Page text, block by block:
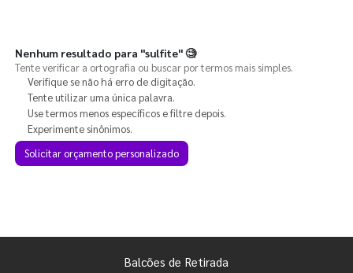
Nenhum resultado para "sulfite"🧐
Tente verificar a ortografia ou buscar por termos mais simples.
Verifique se não há erro de digitação.
Tente utilizar uma única palavra.
Use termos menos específicos e filtre depois.
Experimente sinônimos.
Solicitar orçamento personalizado
Balcões de Retirada